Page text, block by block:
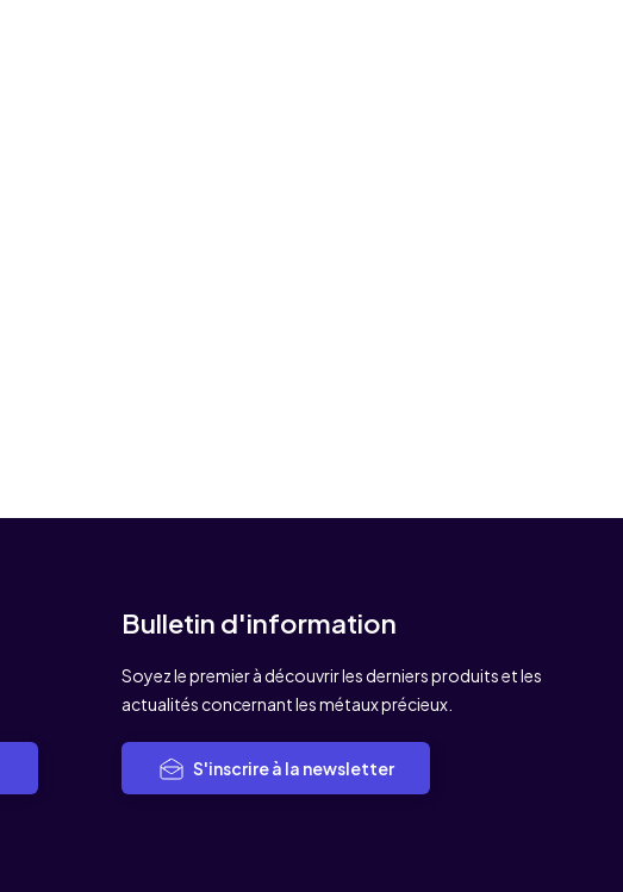
Bulletin d'information
Soyez le premier à découvrir les derniers produits et les
actualités concernant les métaux précieux.
S'inscrire à la newsletter